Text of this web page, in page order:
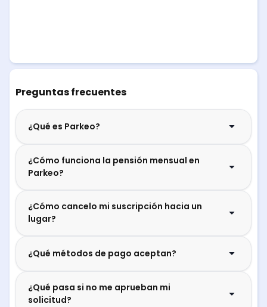
Preguntas frecuentes
¿Qué es Parkeo?
¿Cómo funciona la pensión mensual en
Parkeo?
¿Cómo cancelo mi suscripción hacia un
lugar?
¿Qué métodos de pago aceptan?
¿Qué pasa si no me aprueban mi
solicitud?